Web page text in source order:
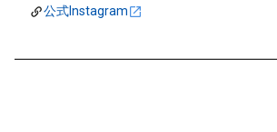
公式Instagram